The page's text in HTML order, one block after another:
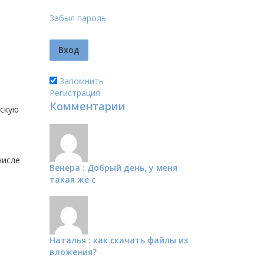
Забыл пароль
Запомнить
Регистрация
Комментарии
Венера : Добрый день, у меня
такая же с
Наталья : как скачать файлы из
вложения?